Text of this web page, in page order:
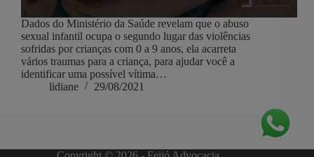
Dados do Ministério da Saúde revelam que o abuso
sexual infantil ocupa o segundo lugar das violências
sofridas por crianças com 0 a 9 anos, ela acarreta
vários traumas para a criança, para ajudar você a
identificar uma possível vítima…
lidiane
29/08/2021